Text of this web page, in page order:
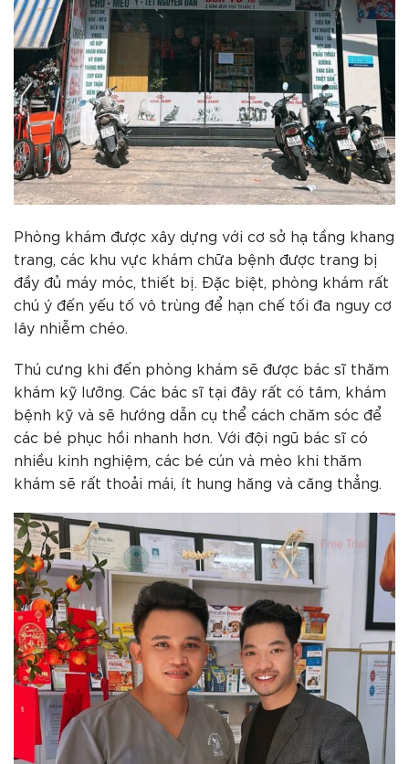
Phòng khám được xây dựng với cơ sở hạ tầng khang
trang, các khu vực khám chữa bệnh được trang bị
đầy đủ máy móc, thiết bị. Đặc biệt, phòng khám rất
chú ý đến yếu tố vô trùng để hạn chế tối đa nguy cơ
lây nhiễm chéo.
Thú cưng khi đến phòng khám sẽ được bác sĩ thăm
khám kỹ lưỡng. Các bác sĩ tại đây rất có tâm, khám
bệnh kỹ và sẽ hướng dẫn cụ thể cách chăm sóc để
các bé phục hồi nhanh hơn. Với đội ngũ bác sĩ có
nhiều kinh nghiệm, các bé cún và mèo khi thăm
khám sẽ rất thoải mái, ít hung hăng và căng thẳng.